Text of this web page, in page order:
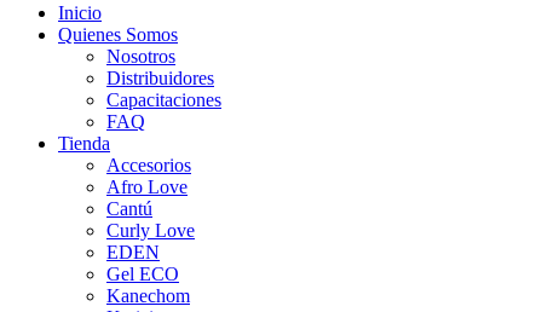
Inicio
Quienes Somos
Nosotros
Distribuidores
Capacitaciones
FAQ
Tienda
Accesorios
Afro Love
Cantú
Curly Love
EDEN
Gel ECO
Kanechom